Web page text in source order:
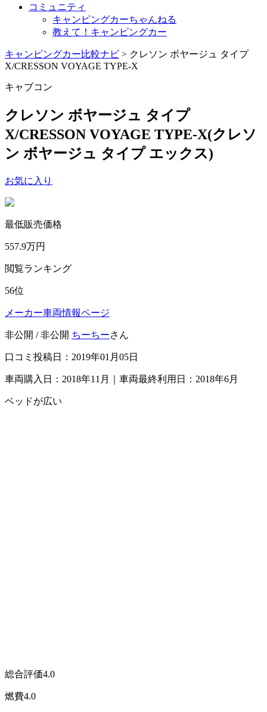
コミュニティ
キャンピングカーちゃんねる
教えて！キャンピングカー
キャンピングカー比較ナビ > クレソン ボヤージュ タイプ
X/CRESSON VOYAGE TYPE-X
キャブコン
クレソン ボヤージュ タイプ
X/CRESSON VOYAGE TYPE-X(クレソ
ン ボヤージュ タイプ エックス)
お気に入り
最低販売価格
557.9万円
閲覧ランキング
56位
メーカー車両情報ページ
非公開 / 非公開 ちーちーさん
口コミ投稿日：2019年01月05日
車両購入日：2018年11月｜車両最終利用日：2018年6月
ベッドが広い
総合評価4.0
燃費4.0